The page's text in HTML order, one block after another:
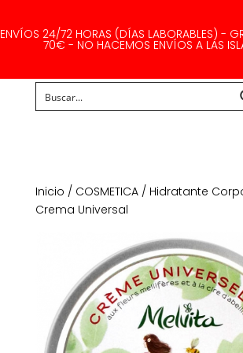
ENVÍOS 24/72 HORAS (DÍAS LABORABLES) -
70€ - NO HACEMOS ENVÍOS A LAS
Inicio / COSMETICA/ Hidratante
Crema Universal